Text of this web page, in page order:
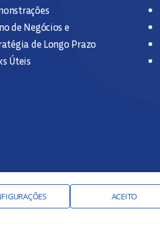
de Negócios e
de Longo Prazo
Úteis
ACEITO